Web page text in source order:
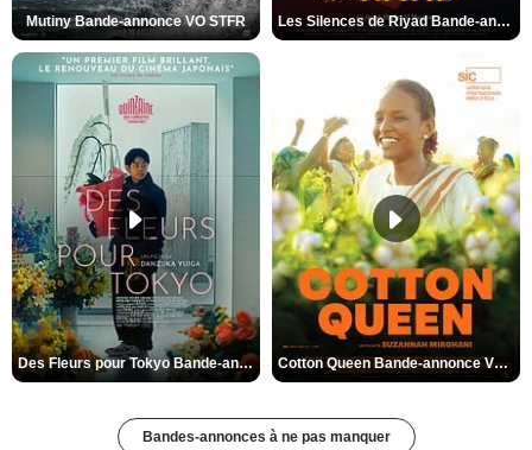
Mutiny Bande-annonce VO STFR Les Silences de Riyad Bande-annonce VO STFR
Des Fleurs pour Tokyo Bande-annonce VO STFR Cotton Queen Bande-annonce VO STFR
Bandes-annonces à ne pas manquer